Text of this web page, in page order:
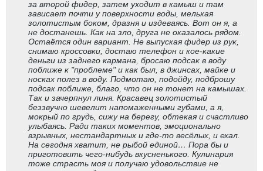
за второй фидер, затем уходит в камыш и там
зависает почти у поверхности воды, мелькая
золотистым боком, дразня и издеваясь. Вот он я, а
не достанешь. Как на зло, друга не оказалось рядом.
Остаётся один вариант. Не выпуская фидер из рук,
снимаю кроссовки, достаю телефон и кое-какие
деньги из заднего кармана, бросаю подсак в воду
поближе к "проблеме" и как был, в джинсах, майке и
носках полез в воду. Подмотаю, подойду, подброшу
подсак поближе, благо, что он не тонет на камышах.
Так и зачерпнул линя. Красавец золотистый
беззвучно шевелит напомаженными губами, а я,
мокрый по грудь, сижу на берегу, обтекая и счастливо
улыбаясь. Ради таких моментов, эмоционально
взрывных, нестандартных и где-то весёлых, и ехал.
На сегодня хватит, не рыбой единой… Пора бы и
приготовить чего-нибудь вкусненького. Кулинария
тоже страсть моя и получаю удовольствие не